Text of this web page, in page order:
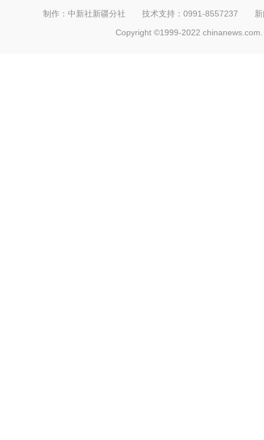
制作：中新社新疆分社 技术支持：0991-8557237
Copyright ©1999-2022